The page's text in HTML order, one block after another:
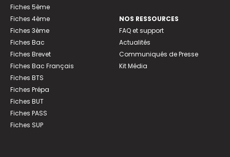
Fiches 5ème
Fiches 4ème
Fiches 3ème
Fiches Bac
Fiches Brevet
Fiches Bac Français
Fiches BTS
Fiches Prépa
Fiches BUT
Fiches PASS
Fiches SUP
NOS RESSOURCES
FAQ et support
Actualités
Communiqués de Presse
Kit Média